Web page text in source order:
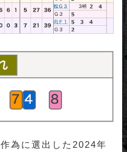
為に選出した2024年